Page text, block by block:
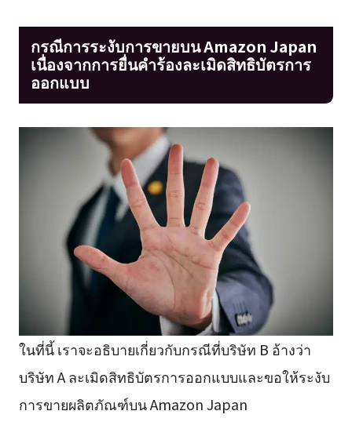
กรณีการระงับการขายบน Amazon Japan
เนื่องจากการยื่นคำร้องละเมิดสิทธิบัตรการ
ออกแบบ
ในที่นี้ เราจะอธิบายเกี่ยวกับกรณีที่บริษัท B อ้างว่า
บริษัท A ละเมิดสิทธิบัตรการออกแบบและขอให้ระงับ
การขายผลิตภัณฑ์บน Amazon Japan